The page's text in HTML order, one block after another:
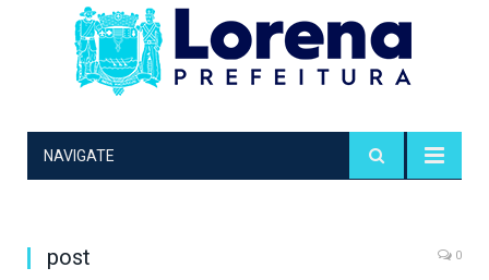
NAVIGATE
post 0